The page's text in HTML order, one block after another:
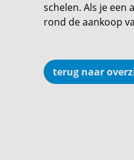
schelen. Als je een
rond de aankoop
terug naar